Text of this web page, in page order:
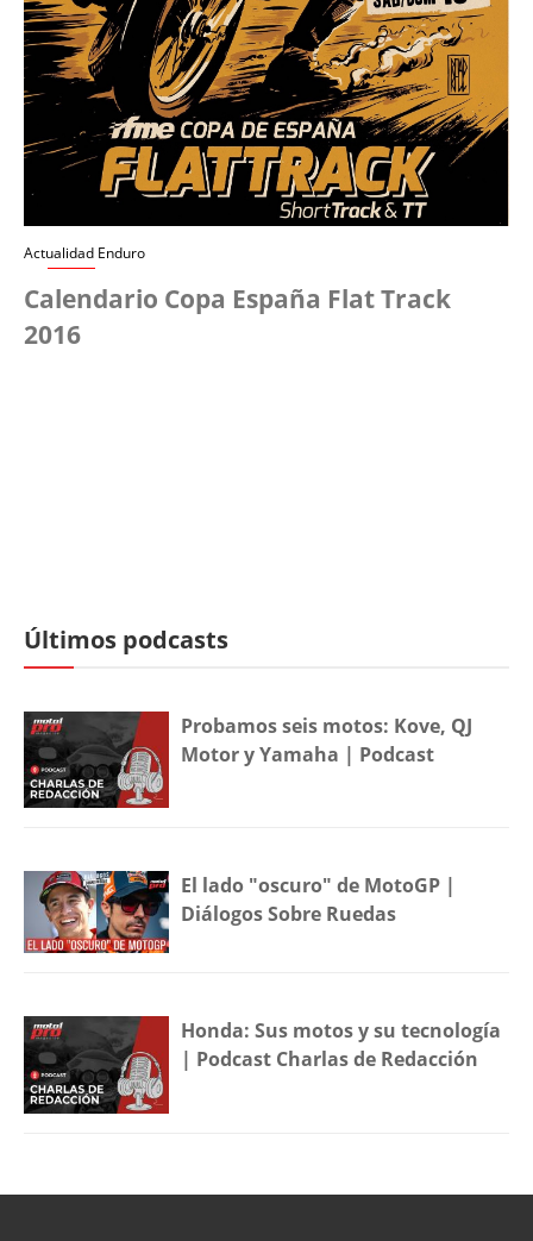
Actualidad Enduro
Calendario Copa España Flat Track
2016
Últimos podcasts
Probamos seis motos: Kove, QJ
Motor y Yamaha | Podcast
El lado "oscuro" de MotoGP |
Diálogos Sobre Ruedas
Honda: Sus motos y su tecnología
| Podcast Charlas de Redacción